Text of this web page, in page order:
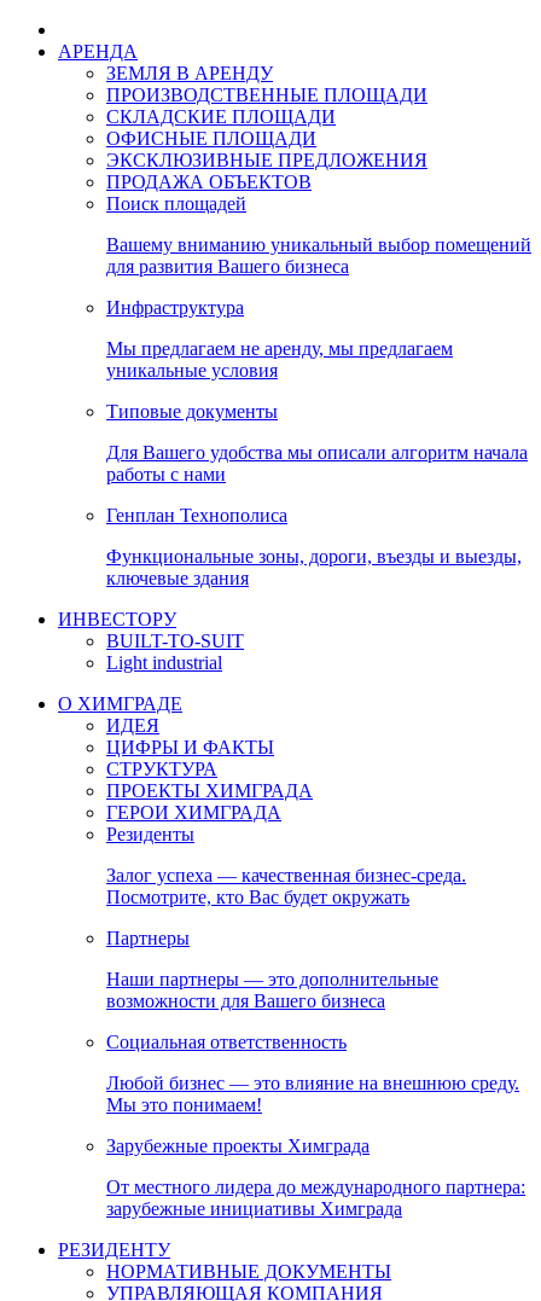
АРЕНДА
ЗЕМЛЯ В АРЕНДУ
ПРОИЗВОДСТВЕННЫЕ ПЛОЩАДИ
СКЛАДСКИЕ ПЛОЩАДИ
ОФИСНЫЕ ПЛОЩАДИ
ЭКСКЛЮЗИВНЫЕ ПРЕДЛОЖЕНИЯ
ПРОДАЖА ОБЪЕКТОВ
Поиск площадей
Вашему вниманию уникальный выбор помещений
для развития Вашего бизнеса
Инфраструктура
Мы предлагаем не аренду, мы предлагаем
уникальные условия
Типовые документы
Для Вашего удобства мы описали алгоритм начала
работы с нами
Генплан Технополиса
Функциональные зоны, дороги, въезды и выезды,
ключевые здания
ИНВЕСТОРУ
BUILT-TO-SUIT
Light industrial
О ХИМГРАДЕ
ИДЕЯ
ЦИФРЫ И ФАКТЫ
СТРУКТУРА
ПРОЕКТЫ ХИМГРАДА
ГЕРОИ ХИМГРАДА
Резиденты
Залог успеха — качественная бизнес-среда.
Посмотрите, кто Вас будет окружать
Партнеры
Наши партнеры — это дополнительные
возможности для Вашего бизнеса
Социальная ответственность
Любой бизнес — это влияние на внешнюю среду.
Мы это понимаем!
Зарубежные проекты Химграда
От местного лидера до международного партнера:
зарубежные инициативы Химграда
РЕЗИДЕНТУ
НОРМАТИВНЫЕ ДОКУМЕНТЫ
УПРАВЛЯЮЩАЯ КОМПАНИЯ